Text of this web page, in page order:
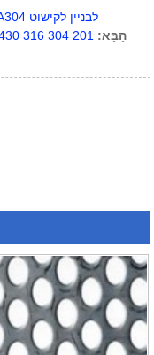
יריעת מתכת מחוררת מפלדת אל-חלד A304 לבניין לקישוט
הַבָּא: